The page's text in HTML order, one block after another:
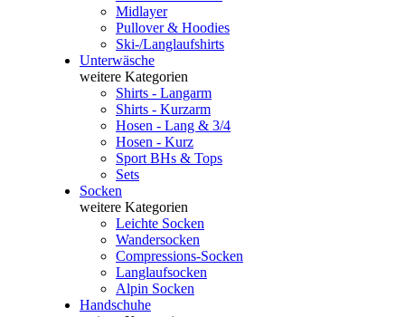
Midlayer
Pullover & Hoodies
Ski-/Langlaufshirts
Unterwäsche
weitere Kategorien
Shirts - Langarm
Shirts - Kurzarm
Hosen - Lang & 3/4
Hosen - Kurz
Sport BHs & Tops
Sets
Socken
weitere Kategorien
Leichte Socken
Wandersocken
Compressions-Socken
Langlaufsocken
Alpin Socken
Handschuhe